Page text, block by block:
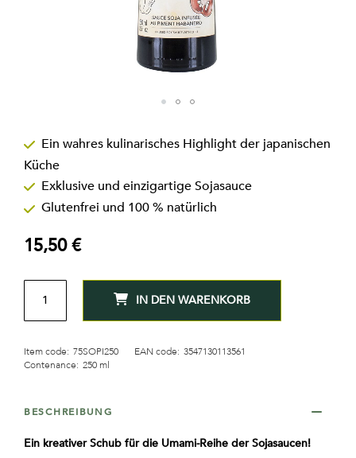
Anfang
der
Bildgalerie
springen
Ein wahres kulinarisches Highlight der japanischen
Küche
Exklusive und einzigartige Sojasauce
Glutenfrei und 100 % natürlich
15,50 €
MENGE
IN DEN WARENKORB
Item code: 75SOPI250 EAN code: 3547130113561
Contenance: 250 ml
BESCHREIBUNG
Ein kreativer Schub für die Umami-Reihe der Sojasaucen!